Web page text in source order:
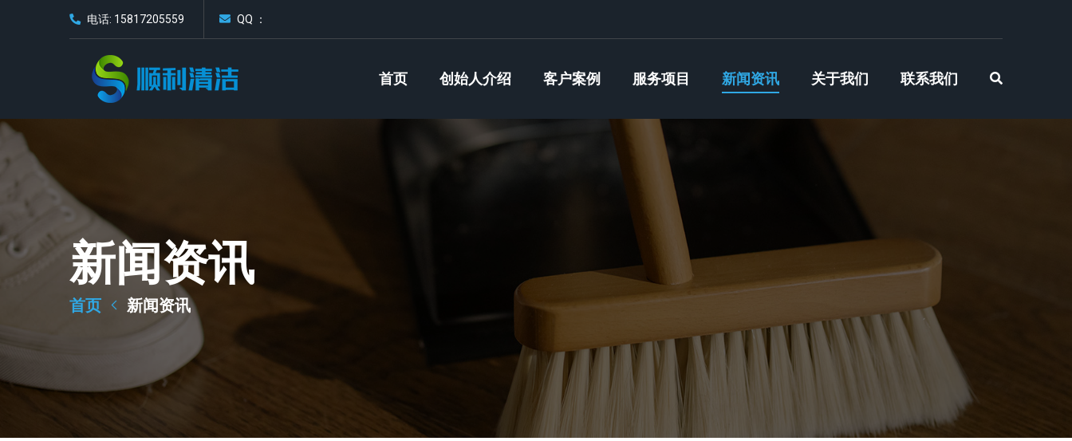
电话: 15817205559 QQ ：
首页 创始人介绍 客户案例 服务项目 新闻资讯 关于我们 联系我们
新闻资讯
首页 新闻资讯